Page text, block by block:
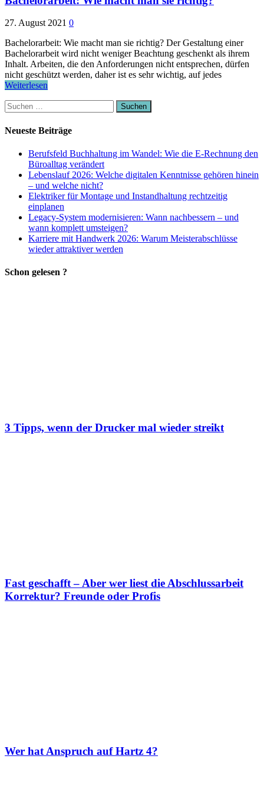
27. August 2021 0
Bachelorarbeit: Wie macht man sie richtig? Der Gestaltung einer
Bachelorarbeit wird nicht weniger Beachtung geschenkt als ihrem
Inhalt. Arbeiten, die den Anforderungen nicht entsprechen, dürfen
nicht geschützt werden, daher ist es sehr wichtig, auf jedes
Weiterlesen
Suchen
nach:
Neueste Beiträge
Berufsfeld Buchhaltung im Wandel: Wie die E-Rechnung den
Büroalltag verändert
Lebenslauf 2026: Welche digitalen Kenntnisse gehören hinein
– und welche nicht?
Elektriker für Montage und Instandhaltung rechtzeitig
einplanen
Legacy-System modernisieren: Wann nachbessern – und
wann komplett umsteigen?
Karriere mit Handwerk 2026: Warum Meisterabschlüsse
wieder attraktiver werden
Schon gelesen ?
3 Tipps, wenn der Drucker mal wieder streikt
Fast geschafft – Aber wer liest die Abschlussarbeit
Korrektur? Freunde oder Profis
Wer hat Anspruch auf Hartz 4?